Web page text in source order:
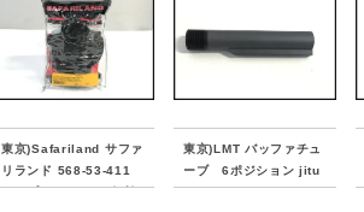
東京)Safariland サファ
リランド 568-53-411
ヒップホルスター 右利
東京)LMT バッファチュ
ーブ 6ポジション jitu
butu